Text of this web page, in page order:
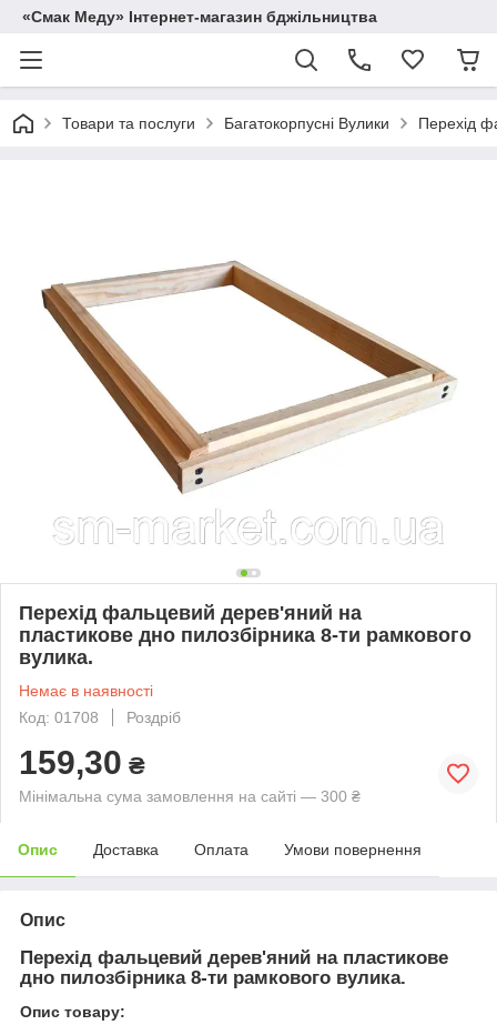
«Смак Меду» Інтернет-магазин бджільництва
Товари та послуги Багатокорпусні Вулики Перехід
Перехід фальцевий дерев'яний на
пластикове дно пилозбірника 8-ти рамкового
вулика.
Немає в наявності
Код: 01708
Роздріб
159,30 ₴
Мінімальна сума замовлення на сайті — 300 ₴
Опис Доставка Оплата Умови повернення
Опис
Перехід фальцевий дерев'яний на пластикове
дно пилозбірника 8-ти рамкового вулика.
Опис товару: